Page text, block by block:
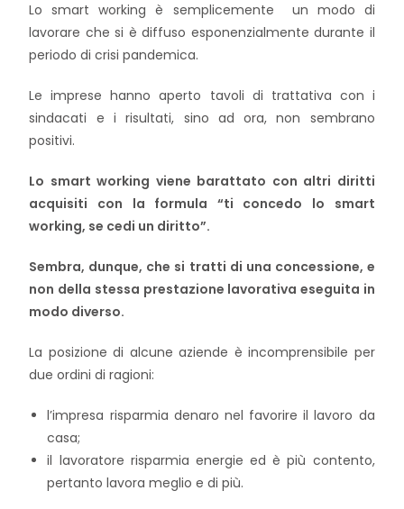
Lo smart working è semplicemente un modo di
lavorare che si è diffuso esponenzialmente durante il
periodo di crisi pandemica.
Le imprese hanno aperto tavoli di trattativa con i
sindacati e i risultati, sino ad ora, non sembrano
positivi.
Lo smart working viene barattato con altri diritti
acquisiti con la formula “ti concedo lo smart
working, se cedi un diritto”.
Sembra, dunque, che si tratti di una concessione, e
non della stessa prestazione lavorativa eseguita in
modo diverso.
La posizione di alcune aziende è incomprensibile per
due ordini di ragioni:
l’impresa risparmia denaro nel favorire il lavoro da
casa;
il lavoratore risparmia energie ed è più contento,
pertanto lavora meglio e di più.